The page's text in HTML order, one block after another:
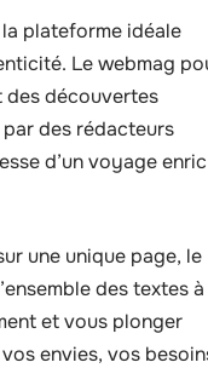
plateforme idéale
Le webmag
des découvertes
des rédacteurs
d’un voyage
une unique page, le
des textes à
et vous plonger
envies, vos